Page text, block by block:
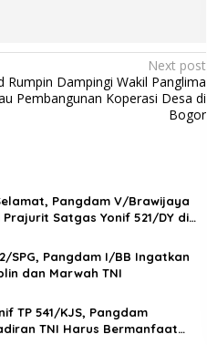
Next post
Rumpin Dampingi Wakil Panglima
Pembangunan Koperasi Desa di
Bogor
Pangdam V/Brawijaya
Satgas Yonif 521/DY di
SPG, Pangdam I/BB Ingatkan
dan Marwah TNI
TP 541/KJS, Pangdam
TNI Harus Bermanfaat